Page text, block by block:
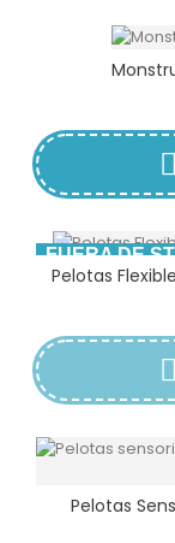
FUERA DE
Pelotas
Pelotas